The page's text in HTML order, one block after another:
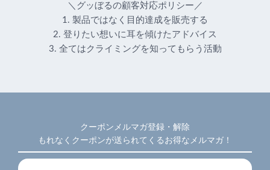
＼グッぼるの顧客対応ポリシー／
1. 製品ではなく目的達成を販売する
2. 登りたい想いに耳を傾けたアドバイス
3. 全てはクライミングを知ってもらう活動
クーポンメルマガ登録・解除
もれなくクーポンが送られてくるお得なメルマガ！